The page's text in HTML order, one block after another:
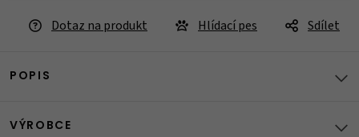
Dotaz na produkt Hlídací pes Sdílet
POPIS
VÝROBCE